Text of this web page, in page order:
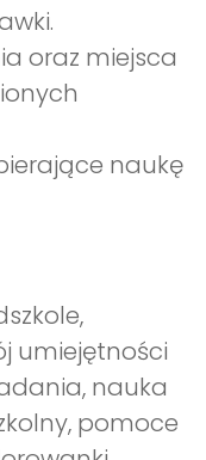
oraz miejsca
naukę
umiejętności
nauka
pomoce